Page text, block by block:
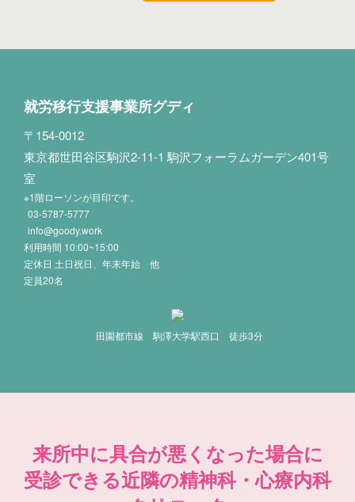
就労移行支援事業所グディ
〒154-0012
東京都世田谷区駒沢2-11-1 駒沢フォーラムガーデン401号
室
※1階ローソンが目印です。
03-5787-5777
info@goody.work
利用時間 10:00~15:00
定休日 土日祝日、年末年始 他
定員20名
田園都市線 駒澤大学駅西口 徒歩3分
来所中に具合が悪くなった場合に
受診できる近隣の精神科・心療内科